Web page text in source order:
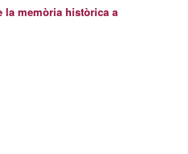
la memòria històrica a